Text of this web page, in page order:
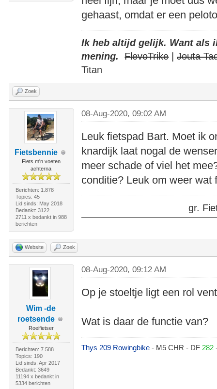
gehaast, omdat er een
Ik heb altijd gelijk. Want als
mening.
FlevoTrike|Jouta
Titan
Zoek
Fietsbennie
Fiets m'n voeten
achterna
Berichten: 1.878
Topics: 45
Lid sinds: May 2018
Bedankt: 3122
2711 x bedankt in 988
berichten
08-Aug-2020, 09:02 AM
Leuk fietspad Bart. Moet ik
knardijk laat nogal de
meer schade of viel het
conditie? Leuk om weer wat
gr.
Website Zoek
Wim -de
roetsende
Roeifietser
Berichten: 7.588
Topics: 190
Lid sinds: Apr 2017
Bedankt: 3649
11194 x bedankt in
5334 berichten
08-Aug-2020, 09:12 AM
Op je stoeltje ligt een rol
Wat is daar de functie van?
Thys 209 Rowingbike- M5 CHR - DF 282